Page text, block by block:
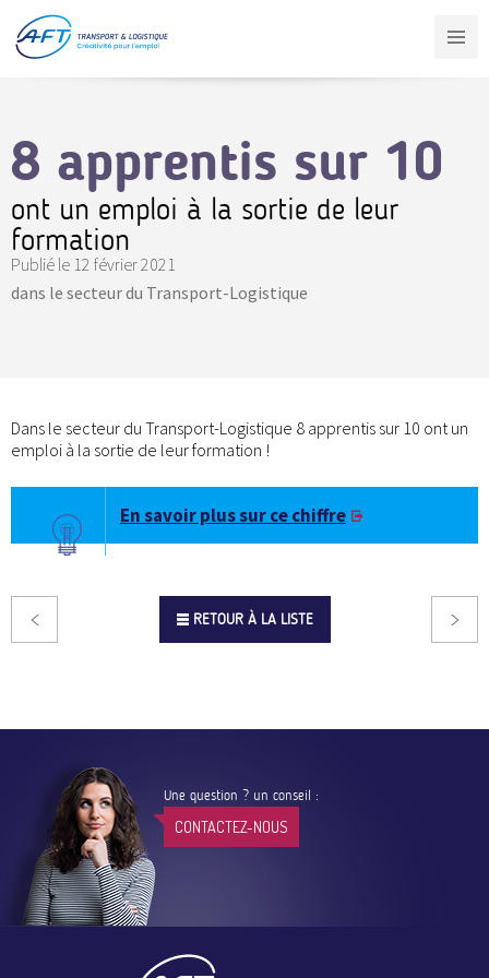
contenu
principal
8 apprentis sur 10
ont un emploi à la sortie de leur
formation
Publié le 12 février 2021
dans le secteur du Transport-Logistique
Dans le secteur du Transport-Logistique 8 apprentis sur 10 ont un
emploi à la sortie de leur formation !
En savoir plus sur ce chiffre
RETOUR À LA LISTE
Une question ? un conseil :
CONTACTEZ-NOUS